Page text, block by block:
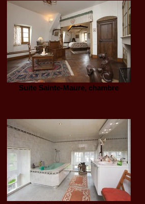
Suite Sainte-Maure, chambre